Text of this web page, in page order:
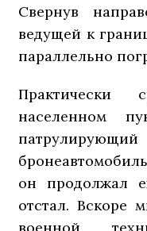
Свернув
ведущей к
параллельно
населенном
он продолжал
отстал. Вскоре